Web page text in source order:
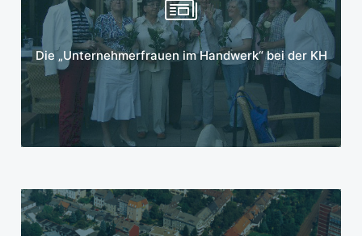
Die „Unternehmerfrauen im Handwerk“ bei der KH
Mehr erfahren